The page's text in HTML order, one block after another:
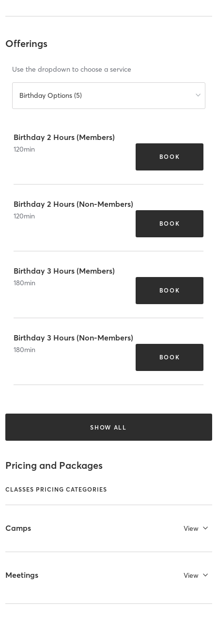
Offerings
Use the dropdown to choose a service
Birthday Options (5)
Birthday 2 Hours (Members)
120min
BOOK
Birthday 2 Hours (Non-Members)
120min
BOOK
Birthday 3 Hours (Members)
180min
BOOK
Birthday 3 Hours (Non-Members)
180min
BOOK
SHOW ALL
Pricing and Packages
CLASSES PRICING CATEGORIES
Camps View
Meetings View